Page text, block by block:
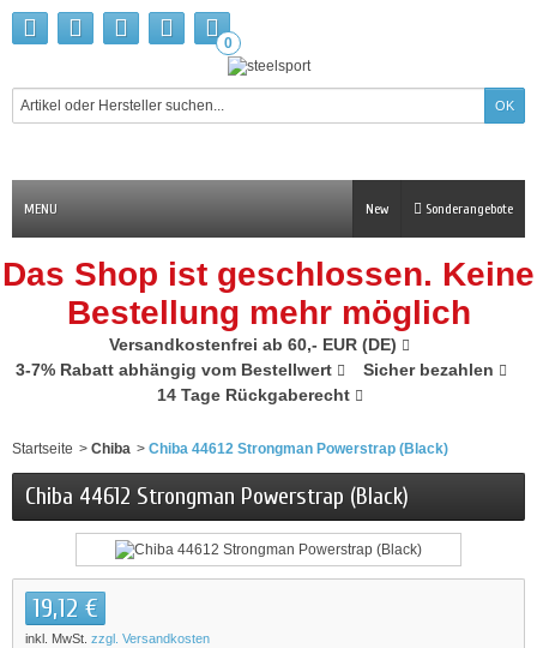
0
MENU Sonderangebote
New
Das Shop ist geschlossen. Keine
Bestellung mehr möglich
Versandkostenfrei ab 60,- EUR (DE)
3-7% Rabatt abhängig vom Bestellwert
Sicher bezahlen
14 Tage Rückgaberecht
Startseite > Chiba > Chiba 44612 Strongman Powerstrap (Black)
Chiba 44612 Strongman Powerstrap (Black)
19,12 €
inkl. MwSt. zzgl. Versandkosten